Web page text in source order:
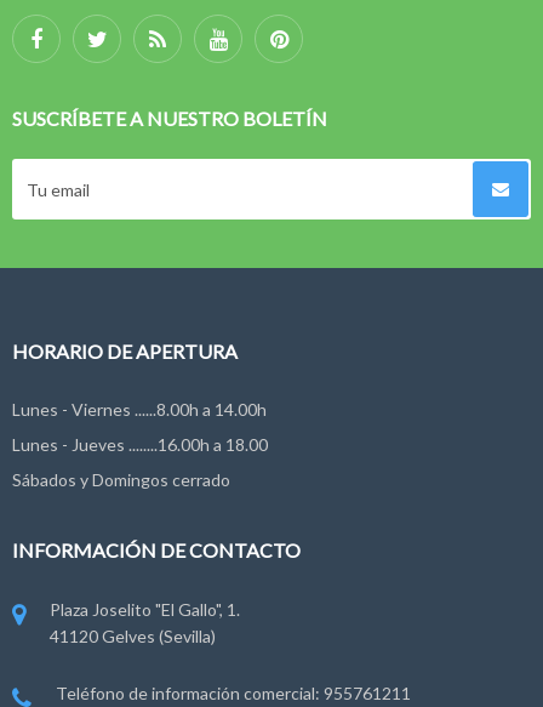
SUSCRÍBETE A NUESTRO BOLETÍN
HORARIO DE APERTURA
Lunes - Viernes ......8.00h a 14.00h
Lunes - Jueves ........16.00h a 18.00
Sábados y Domingos cerrado
INFORMACIÓN DE CONTACTO
Plaza Joselito "El Gallo", 1.
41120 Gelves (Sevilla)
Teléfono de información comercial: 955761211